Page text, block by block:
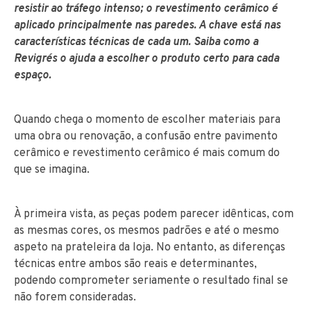
resistir ao tráfego intenso; o revestimento cerâmico é
aplicado principalmente nas paredes. A chave está nas
características técnicas de cada um. Saiba como a
Revigrés o ajuda a escolher o produto certo para cada
espaço.
Quando chega o momento de escolher materiais para
uma obra ou renovação, a confusão entre pavimento
cerâmico e revestimento cerâmico é mais comum do
que se imagina.
À primeira vista, as peças podem parecer idênticas, com
as mesmas cores, os mesmos padrões e até o mesmo
aspeto na prateleira da loja. No entanto, as diferenças
técnicas entre ambos são reais e determinantes,
podendo comprometer seriamente o resultado final se
não forem consideradas.